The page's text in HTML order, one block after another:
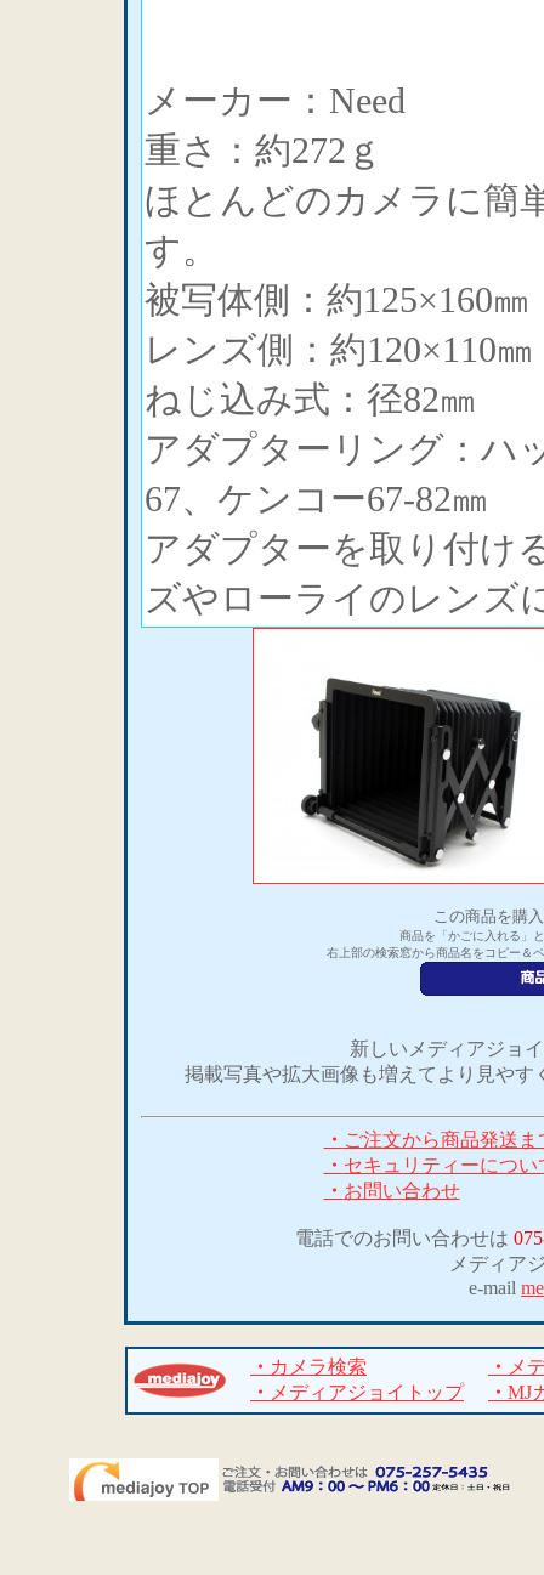
メーカー：Need
重さ：約272ｇ
ほとんどのカメラに簡
す。
被写体側：約125×160㎜
レンズ側：約120×110㎜
ねじ込み式：径82㎜
アダプターリング：ハ
67、ケンコー67-82㎜
アダプターを取り付け
ズやローライのレンズ
この商品を購
商品を「かごに入れる」
右上部の検索窓から商品名をコピー＆
新しいメディアジョ
掲載写真や拡大画像も増えてより見や
・ ご注文から商品発送
・ セキュリティーについ
・ お問い合わせ
電話でのお問い合わせは
メディア
e-mail
・ カメラ検索 ・ メ
・ メディアジョイトップ ・ MJ